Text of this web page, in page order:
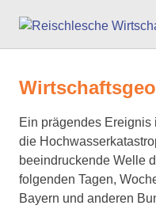
Inhalt
springen
Ein prägendes Ereignis
die
beeindruckende Welle
folgenden Tagen,
Bayern und anderen